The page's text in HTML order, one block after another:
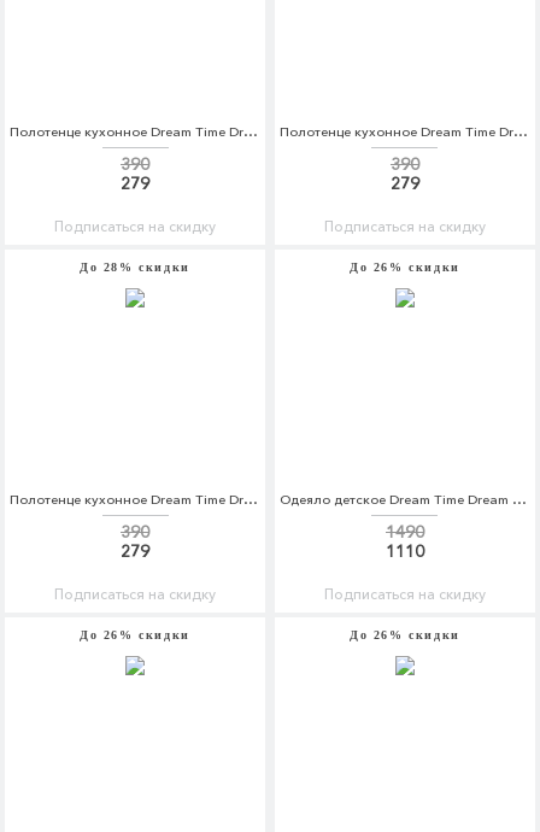
Полотенце кухонное Dream Time Dream Time MP002XU0E25W
390
279
Подписаться на скидку
Полотенце кухонное Dream Time Dream Time MP002XU0E25X
390
279
Подписаться на скидку
До 28% скидки
Полотенце кухонное Dream Time Dream Time MP002XU0E25Y
390
279
Подписаться на скидку
До 26% скидки
Одеяло детское Dream Time Dream Time MP002XC001SH
1490
1110
Подписаться на скидку
До 26% скидки До 26% скидки